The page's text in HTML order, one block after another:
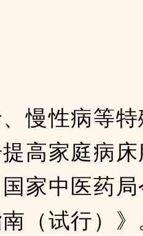
慢性病等
高家庭病床
家中医药
南（试行）